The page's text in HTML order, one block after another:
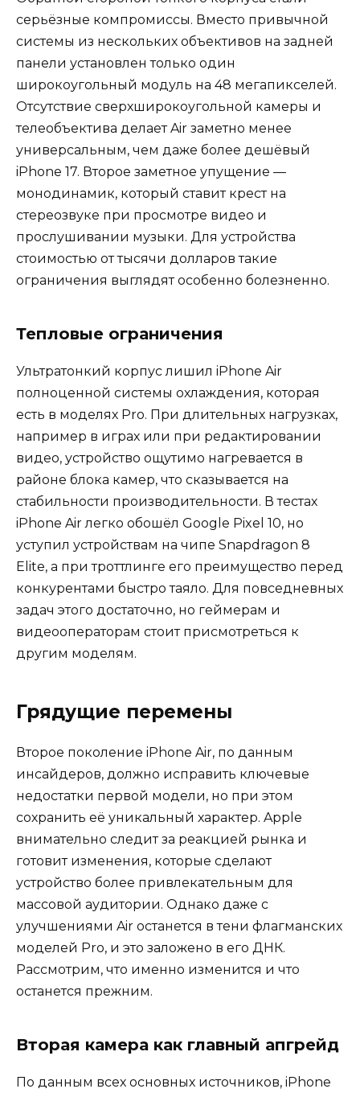
серьёзные компромиссы. Вместо привычной
системы из нескольких объективов на задней
панели установлен только один
широкоугольный модуль на 48 мегапикселей.
Отсутствие сверхширокоугольной камеры и
телеобъектива делает Air заметно менее
универсальным, чем даже более дешёвый
iPhone 17. Второе заметное упущение —
монодинамик, который ставит крест на
стереозвуке при просмотре видео и
прослушивании музыки. Для устройства
стоимостью от тысячи долларов такие
ограничения выглядят особенно болезненно.
Тепловые ограничения
Ультратонкий корпус лишил iPhone Air
полноценной системы охлаждения, которая
есть в моделях Pro. При длительных нагрузках,
например в играх или при редактировании
видео, устройство ощутимо нагревается в
районе блока камер, что сказывается на
стабильности производительности. В тестах
iPhone Air легко обошёл Google Pixel 10, но
уступил устройствам на чипе Snapdragon 8
Elite, а при троттлинге его преимущество перед
конкурентами быстро таяло. Для повседневных
задач этого достаточно, но геймерам и
видеооператорам стоит присмотреться к
другим моделям.
Грядущие перемены
Второе поколение iPhone Air, по данным
инсайдеров, должно исправить ключевые
недостатки первой модели, но при этом
сохранить её уникальный характер. Apple
внимательно следит за реакцией рынка и
готовит изменения, которые сделают
устройство более привлекательным для
массовой аудитории. Однако даже с
улучшениями Air останется в тени флагманских
моделей Pro, и это заложено в его ДНК.
Рассмотрим, что именно изменится и что
останется прежним.
Вторая камера как главный апгрейд
По данным всех основных источников, iPhone